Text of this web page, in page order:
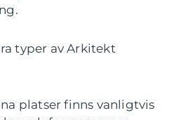
typer av Arkitekt
platser finns vanligtvis